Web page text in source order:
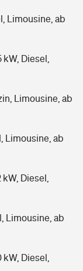
Limousine, ab
Diesel,
Limousine, ab
Limousine, ab
Diesel,
Limousine, ab
Diesel,